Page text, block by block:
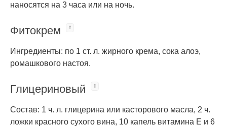
наносятся на 3 часа или на ночь.
Фитокрем
Ингредиенты: по 1 ст. л. жирного крема, сока алоэ,
ромашкового настоя.
Глицериновый
Состав: 1 ч. л. глицерина или касторового масла, 2 ч.
ложки красного сухого вина, 10 капель витамина E и 6